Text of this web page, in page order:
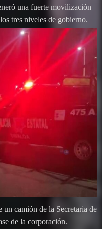
una fuerte movilización
tres niveles de gobierno.
un camión de la Secretaria de
de la corporación.